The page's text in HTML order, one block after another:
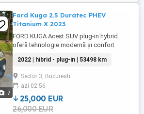
7
Ford Kuga 2.5 Duratec PHEV
Titanium X 2023
FORD KUGA Acest SUV plug-in hybrid
oferă tehnologie modernă și confort
este în stare impecabilă, cu istoric de
service complet doar la Ford la
reprezentanta și este deja înmatriculat în
România. Se include si setul de anvelope
de iarna. (momentan pe ...
2022 | hibrid - plug-in | 53498 km
Sector 3, Bucuresti
azi 02:56
25,000 EUR
26,000 EUR